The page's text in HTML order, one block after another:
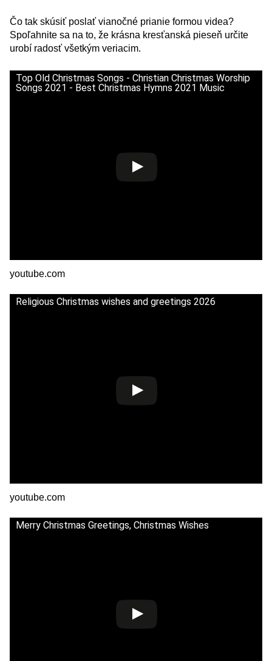
Čo tak skúsiť poslať vianočné prianie formou videa?
Spoľahnite sa na to, že krásna kresťanská pieseň určite
urobí radosť všetkým veriacim.
Top Old Christmas Songs - Christian Christmas Worship
Songs 2021 - Best Christmas Hymns 2021 Music
youtube.com
Religious Christmas wishes and greetings 2026
youtube.com
Merry Christmas Greetings, Christmas Wishes